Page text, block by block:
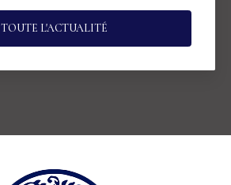
TOUTE L'ACTUALITÉ